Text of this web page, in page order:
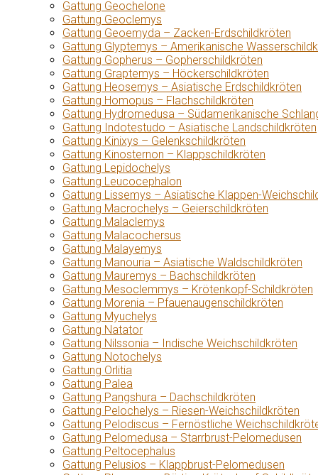
Gattung Geochelone
Gattung Geoclemys
Gattung Geoemyda – Zacken-Erdschildkröten
Gattung Glyptemys – Amerikanische
Gattung Gopherus – Gopherschildkröten
Gattung Graptemys – Höckerschildkröten
Gattung Heosemys – Asiatische Erdschildkröten
Gattung Homopus – Flachschildkröten
Gattung Hydromedusa – Südamerikanische
Gattung Indotestudo – Asiatische Landschildkröten
Gattung Kinixys – Gelenkschildkröten
Gattung Kinosternon – Klappschildkröten
Gattung Lepidochelys
Gattung Leucocephalon
Gattung Lissemys – Asiatische Klappen-
Gattung Macrochelys – Geierschildkröten
Gattung Malaclemys
Gattung Malacochersus
Gattung Malayemys
Gattung Manouria – Asiatische Waldschildkröten
Gattung Mauremys – Bachschildkröten
Gattung Mesoclemmys – Krötenkopf-Schildkröten
Gattung Morenia – Pfauenaugenschildkröten
Gattung Myuchelys
Gattung Natator
Gattung Nilssonia – Indische Weichschildkröten
Gattung Notochelys
Gattung Orlitia
Gattung Palea
Gattung Pangshura – Dachschildkröten
Gattung Pelochelys – Riesen-Weichschildkröten
Gattung Pelodiscus – Fernöstliche
Gattung Pelomedusa – Starrbrust-Pelomedusen
Gattung Peltocephalus
Gattung Pelusios – Klappbrust-Pelomedusen